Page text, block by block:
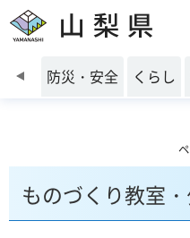
山梨県
前のスライドを表示
防災・安全 くらし
ものづくり教室